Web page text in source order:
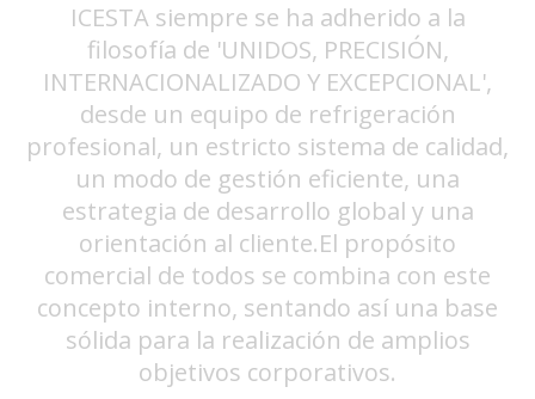
ICESTA siempre se ha adherido a la
filosofía de 'UNIDOS, PRECISIÓN,
INTERNACIONALIZADO Y EXCEPCIONAL',
desde un equipo de refrigeración
profesional, un estricto sistema de calidad,
un modo de gestión eficiente, una
estrategia de desarrollo global y una
orientación al cliente.El propósito
comercial de todos se combina con este
concepto interno, sentando así una base
sólida para la realización de amplios
objetivos corporativos.